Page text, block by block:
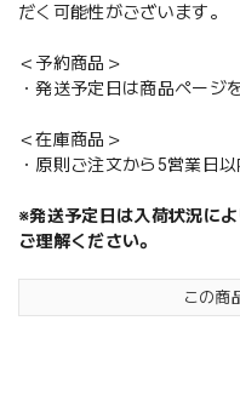
だく可能性がございます。
＜予約商品＞
・発送予定日は商品ページ
＜在庫商品＞
・原則ご注文から5営業日
※発送予定日は入荷状況に
ご理解ください。
この商